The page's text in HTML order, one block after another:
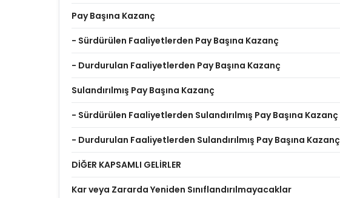
Pay Başına Kazanç
- Sürdürülen Faaliyetlerden Pay Başına Kazanç
- Durdurulan Faaliyetlerden Pay Başına Kazanç
Sulandırılmış Pay Başına Kazanç
- Sürdürülen Faaliyetlerden Sulandırılmış Pay Başına Kazanç
- Durdurulan Faaliyetlerden Sulandırılmış Pay Başına Kazanç
DİĞER KAPSAMLI GELİRLER
Kar veya Zararda Yeniden Sınıflandırılmayacaklar